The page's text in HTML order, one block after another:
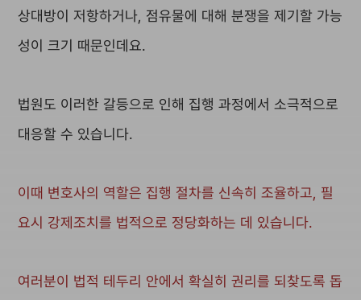
상대방이 저항하거나, 점유물에 대해 분쟁을 제기할 가능
성이 크기 때문인데요.
법원도 이러한 갈등으로 인해 집행 과정에서 소극적으로
대응할 수 있습니다.
이때 변호사의 역할은 집행 절차를 신속히 조율하고, 필
요시 강제조치를 법적으로 정당화하는 데 있습니다.
여러분이 법적 테두리 안에서 확실히 권리를 되찾도록 돕